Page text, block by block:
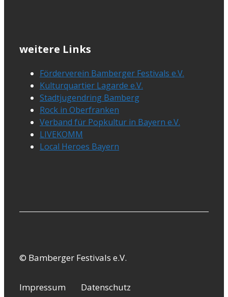
weitere Links
Förderverein Bamberger Festivals e.V.
Kulturquartier Lagarde e.V.
Stadtjugendring Bamberg
Rock in Oberfranken
Verband für Popkultur in Bayern e.V.
LIVEKOMM
Local Heroes Bayern
© Bamberger Festivals e.V.
Impressum Datenschutz